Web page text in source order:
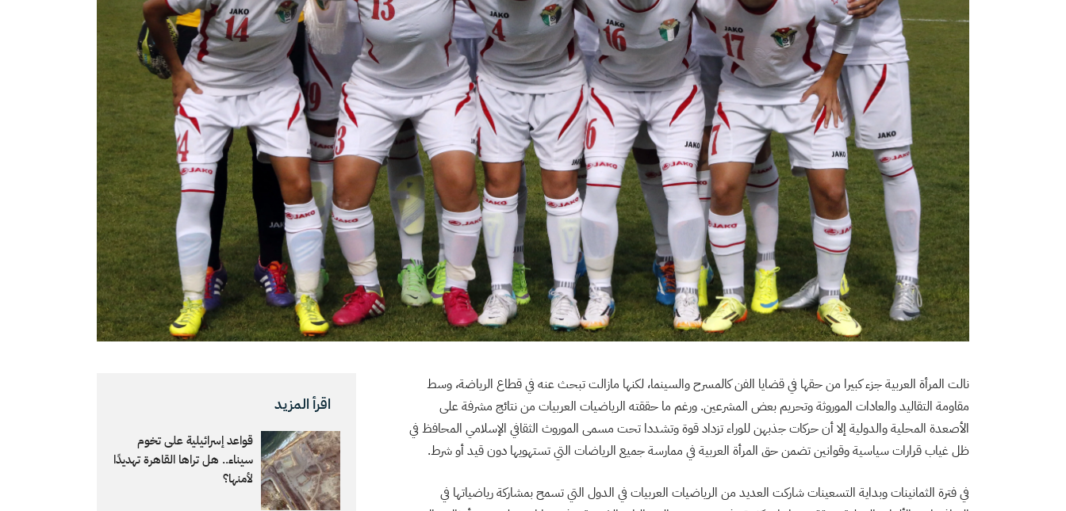
نالت المرأة العربية جزء كبيرا من حقها في قضايا الفن كالمسرح والسينما، لكنها مازالت تبحث عنه في قطاع الرياضة، وسط
مقاومة التقاليد والعادات الموروثة وتحريم بعض المشرعين. ورغم ما حققته الرياضيات العربيات من نتائج مشرفة على
الأصعدة المحلية والدولية إلا أن حركات جذبهن للوراء تزداد قوة وتشددا تحت مسمى الموروث الثقافي الإسلامي المحافظ في
ظل غياب قرارات سياسية وقوانين تضمن حق المرأة العربية في ممارسة جميع الرياضات التي تستهويها دون قيد أو شرط.
في فترة الثمانينات وبداية التسعينات شاركت العديد من الرياضيات العربيات في الدول التي تسمح بمشاركة رياضياتها في
اقرأ المزيد
قواعد إسرائيلية على تخوم
سيناء.. هل تراها القاهرة تهديدًا
لأمنها؟